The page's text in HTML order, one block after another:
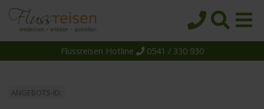
Reiseziele
Flussreisen Hotline 0541 / 330 930
ANGEBOTS-ID: